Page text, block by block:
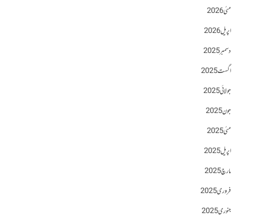
مئی 2026
اپریل 2026
دسمبر 2025
اگست 2025
جولائی 2025
جون 2025
مئی 2025
اپریل 2025
مارچ 2025
فروری 2025
جنوری 2025